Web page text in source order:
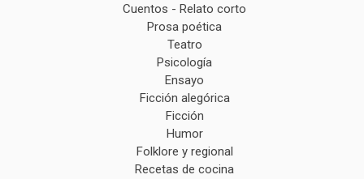
Cuentos - Relato corto
Prosa poética
Teatro
Psicología
Ensayo
Ficción alegórica
Ficción
Humor
Folklore y regional
Recetas de cocina